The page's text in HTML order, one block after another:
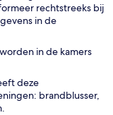
rechtstreeks bij
in de
in de kamers
deze
brandblusser,